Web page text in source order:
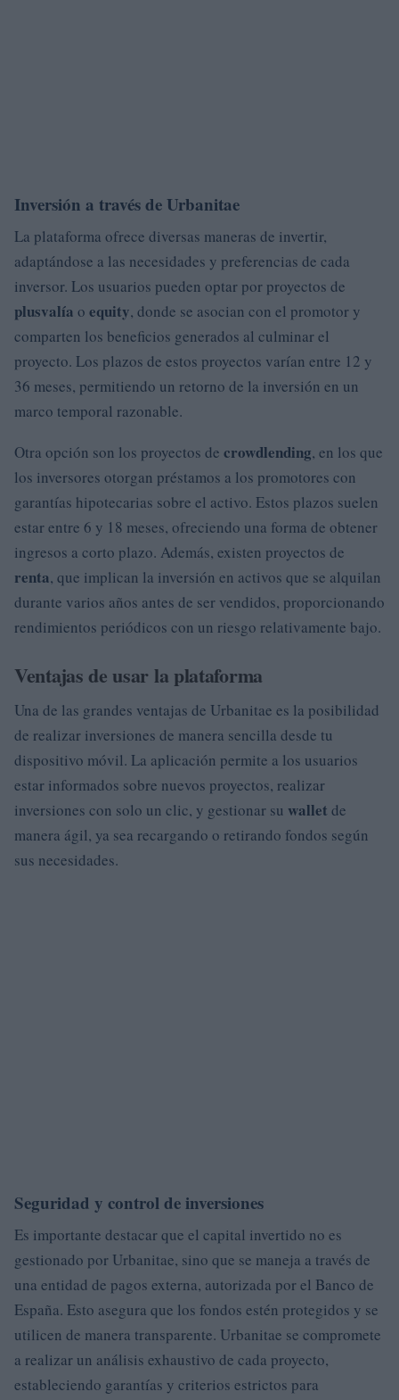
Inversión a través de Urbanitae
La plataforma ofrece diversas maneras de invertir,
adaptándose a las necesidades y preferencias de cada
inversor. Los usuarios pueden optar por proyectos de
plusvalía o equity, donde se asocian con el promotor y
comparten los beneficios generados al culminar el
proyecto. Los plazos de estos proyectos varían entre 12 y
36 meses, permitiendo un retorno de la inversión en un
marco temporal razonable.
Otra opción son los proyectos de crowdlending, en los que
los inversores otorgan préstamos a los promotores con
garantías hipotecarias sobre el activo. Estos plazos suelen
estar entre 6 y 18 meses, ofreciendo una forma de obtener
ingresos a corto plazo. Además, existen proyectos de
renta, que implican la inversión en activos que se alquilan
durante varios años antes de ser vendidos, proporcionando
rendimientos periódicos con un riesgo relativamente bajo.
Ventajas de usar la plataforma
Una de las grandes ventajas de Urbanitae es la posibilidad
de realizar inversiones de manera sencilla desde tu
dispositivo móvil. La aplicación permite a los usuarios
estar informados sobre nuevos proyectos, realizar
inversiones con solo un clic, y gestionar su wallet de
manera ágil, ya sea recargando o retirando fondos según
sus necesidades.
Seguridad y control de inversiones
Es importante destacar que el capital invertido no es
gestionado por Urbanitae, sino que se maneja a través de
una entidad de pagos externa, autorizada por el Banco de
España. Esto asegura que los fondos estén protegidos y se
utilicen de manera transparente. Urbanitae se compromete
a realizar un análisis exhaustivo de cada proyecto,
estableciendo garantías y criterios estrictos para